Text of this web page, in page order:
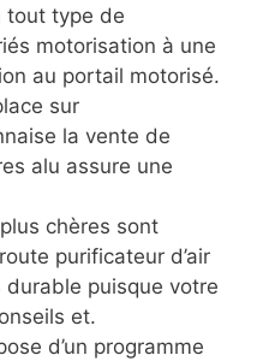
tout type de
motorisation à une
au portail motorisé.
sur
la vente de
alu assure une
chères sont
purificateur d’air
puisque votre
et.
d’un programme